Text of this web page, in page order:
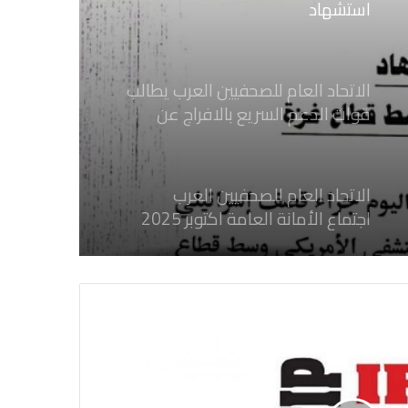
استشهاد
ثلاثة صحفيين فلسطينيين باستهداف
الاتحاد العام للصحفيين العرب يطالب
قوات الدعم السريع بالافراج عن
الصحفيين السودانيين المعتقلين لديها
الاتحاد العام للصحفيين العرب
اجتماع الأمانة العامة اكتوبر 2025
صحفيين فلسطينيين